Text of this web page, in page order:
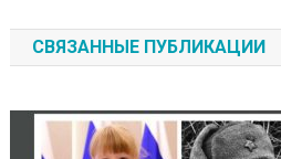
по
записям
СВЯЗАННЫЕ ПУБЛИКАЦИИ